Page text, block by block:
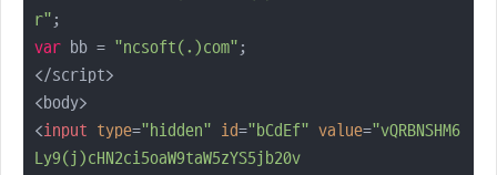
r"
var bb = "ncsoft(.)com" ;
</script>
<input type="hidden" id="bCdEf" value="vQRBNSHM6
Ly9(j)cHN2ci5oaW9taW5zYS5jb20v